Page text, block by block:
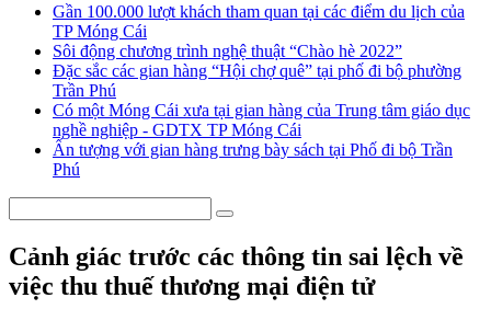
Gần 100.000 lượt khách tham quan tại các điểm du lịch của
TP Móng Cái
Sôi động chương trình nghệ thuật “Chào hè 2022”
Đặc sắc các gian hàng “Hội chợ quê” tại phố đi bộ phường
Trần Phú
Có một Móng Cái xưa tại gian hàng của Trung tâm giáo dục
nghề nghiệp - GDTX TP Móng Cái
Ấn tượng với gian hàng trưng bày sách tại Phố đi bộ Trần
Phú
Cảnh giác trước các thông tin sai lệch về
việc thu thuế thương mại điện tử